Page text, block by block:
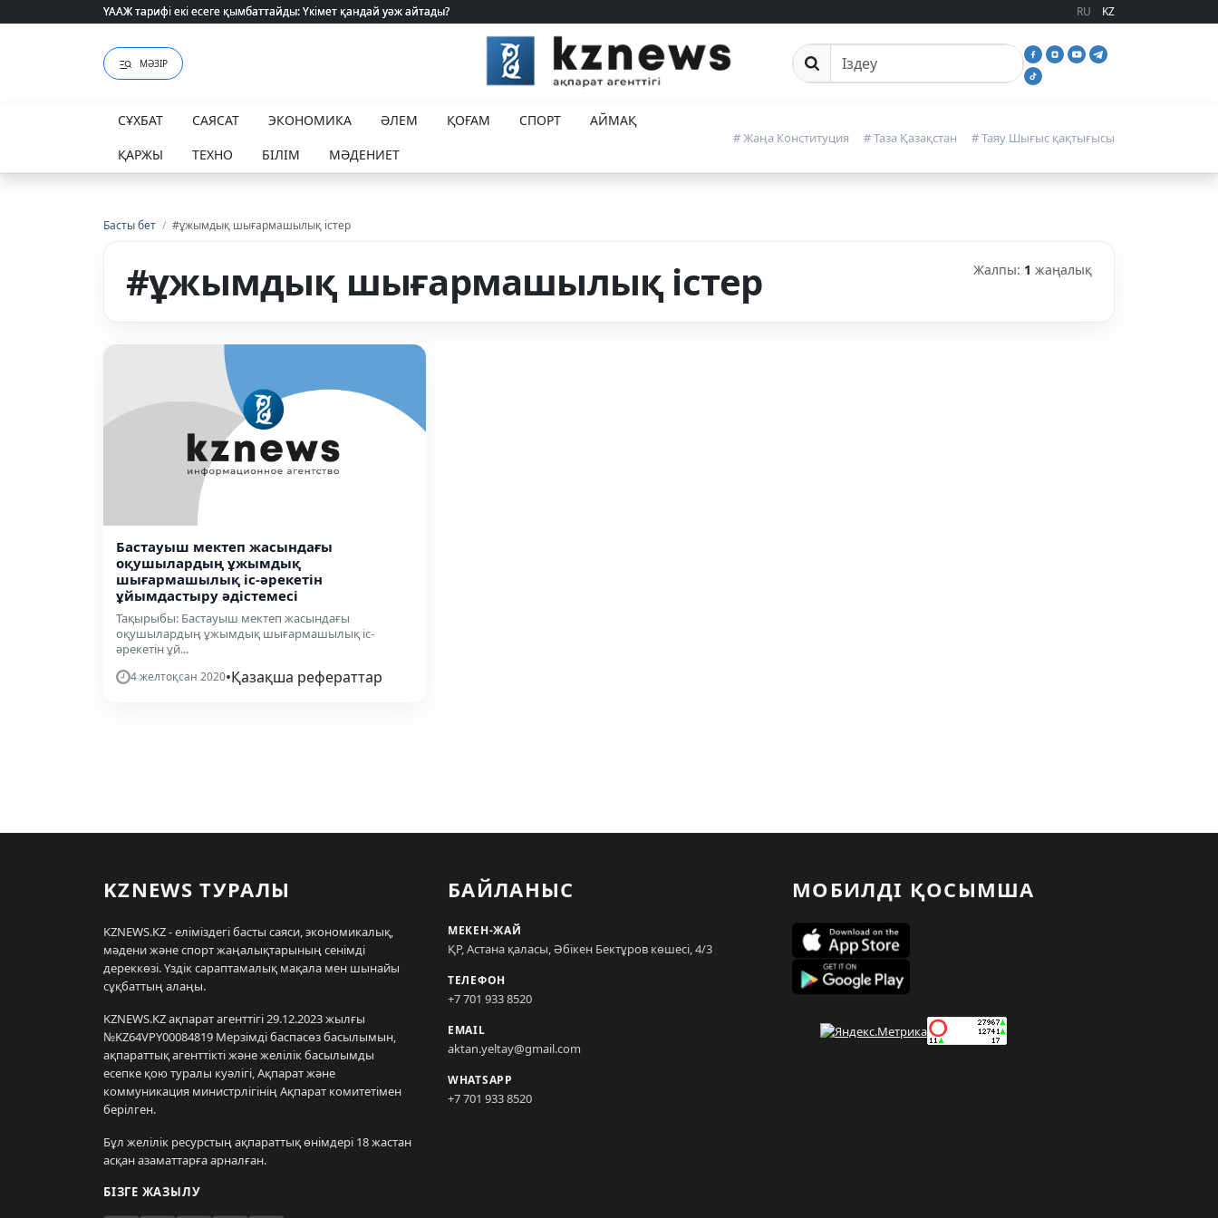
ҮААЖ тарифі екі есеге қымбаттайды: Үкімет қандай уәж айтады?
ҮААЖ тарифі екі есеге қымбаттайды: Үкімет қандай уәж айтады? RU KZ
МӘЗІР Сайттан іздеу
СҰХБАТ САЯСАТ ЭКОНОМИКА ӘЛЕМ ҚОҒАМ СПОРТ
АЙМАҚ
ҚАРЖЫ
ТЕХНО БІЛІМ МӘДЕНИЕТ
# Жаңа Конституция # Таза Қазақстан # Таяу Шығыс қақтығысы
Басты бет / #ұжымдық шығармашылық істер
#ұжымдық шығармашылық істер Жалпы: 1 жаңалық
Бастауыш мектеп жасындағы
оқушылардың ұжымдық
шығармашылық іс-әрекетін
ұйымдастыру әдістемесі
Тақырыбы: Бастауыш мектеп жасындағы
оқушылардың ұжымдық шығармашылық іс-
әрекетін ұй...
4 желтоқсан 2020•Қазақша рефераттар
KZNEWS ТУРАЛЫ
KZNEWS.KZ - еліміздегі басты саяси, экономикалық,
мәдени және спорт жаңалықтарының сенімді
дереккөзі. Үздік сараптамалық мақала мен шынайы
сұқбаттың алаңы.
KZNEWS.KZ ақпарат агенттігі 29.12.2023 жылғы
№KZ64VPY00084819 Мерзімді баспасөз басылымын,
ақпараттық агенттікті және желілік басылымды
есепке қою туралы куәлігі, Ақпарат және
коммуникация министрлігінің Ақпарат комитетімен
берілген.
Бұл желілік ресурстың ақпараттық өнімдері 18 жастан
асқан азаматтарға арналған.
БІЗГЕ ЖАЗЫЛУ
БАЙЛАНЫС
МЕКЕН-ЖАЙ
ҚР, Астана қаласы, Әбікен Бектұров көшесі, 4/3
ТЕЛЕФОН
+7 701 933 8520
EMAIL
aktan.yeltay@gmail.com
WHATSAPP
+7 701 933 8520
МОБИЛДІ ҚОСЫМША